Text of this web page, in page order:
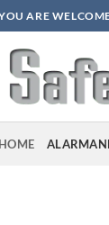
ARE
HOME